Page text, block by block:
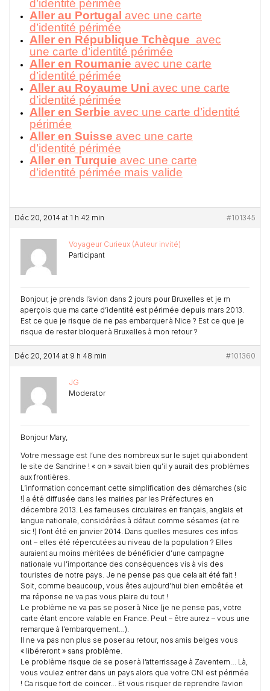
d’identité périmée
Aller au Portugal avec une carte
d’identité périmée
Aller en République Tchèque avec
une carte d’identité périmée
Aller en Roumanie avec une carte
d’identité périmée
Aller au Royaume Uni avec une carte
d’identité périmée
Aller en Serbie avec une carte d’identité
périmée
Aller en Suisse avec une carte
d’identité périmée
Aller en Turquie avec une carte
d’identité périmée mais valide
Déc 20, 2014 at 1 h 42 min #101345
Voyageur Curieux (Auteur invité)
Participant
Bonjour, je prends l’avion dans 2 jours pour Bruxelles et je m
aperçois que ma carte d’identité est périmée depuis mars 2013.
Est ce que je risque de ne pas embarquer à Nice ? Est ce que je
risque de rester bloquer à Bruxelles à mon retour ?
Déc 20, 2014 at 9 h 48 min #101360
JG
Moderator
Bonjour Mary,
Votre message est l’une des nombreux sur le sujet qui abondent
le site de Sandrine ! « on » savait bien qu’il y aurait des problèmes
aux frontières.
L’information concernant cette simplification des démarches (sic
!) a été diffusée dans les mairies par les Préfectures en
décembre 2013. Les fameuses circulaires en français, anglais et
langue nationale, considérées à défaut comme sésames (et re
sic !) l’ont été en janvier 2014. Dans quelles mesures ces infos
ont – elles été répercutées au niveau de la population ? Elles
auraient au moins méritées de bénéficier d’une campagne
nationale vu l’importance des conséquences vis à vis des
touristes de notre pays. Je ne pense pas que cela ait été fait !
Soit, comme beaucoup, vous êtes aujourd’hui bien embêtée et
ma réponse ne va pas vous plaire du tout !
Le problème ne va pas se poser à Nice (je ne pense pas, votre
carte étant encore valable en France. Peut – être aurez – vous une
remarque à l’embarquement…).
Il ne va pas non plus se poser au retour, nos amis belges vous
« libéreront » sans problème.
Le problème risque de se poser à l’atterrissage à Zaventem… Là,
vous voulez entrer dans un pays alors que votre CNI est périmée
! Ca risque fort de coincer… Et vous risquer de reprendre l’avion